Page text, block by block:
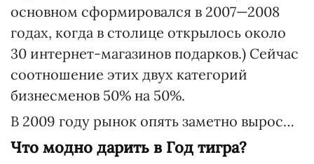
основном сформировался в 2007—2008
годах, когда в столице открылось около
30 интернет-магазинов подарков.) Сейчас
соотношение этих двух категорий
бизнесменов 50% на 50%.
В 2009 году рынок опять заметно вырос…
Что модно дарить в Год тигра?